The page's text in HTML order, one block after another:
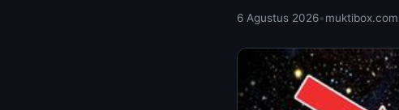
6 Agustus 2026•muktibox.com